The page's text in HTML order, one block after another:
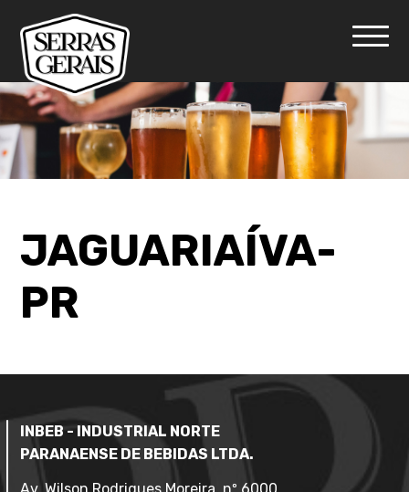
JAGUARIAÍVA-
PR
INBEB - INDUSTRIAL NORTE
PARANAENSE DE BEBIDAS LTDA.